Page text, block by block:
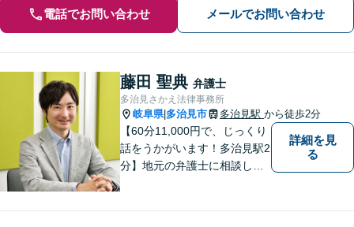
電話でお問い合わせ メールでお問い合わせ
藤田 聖典 弁護士
多治見さかえ法律事務所
岐阜県| 多治見市 多治見駅 から徒歩2分
【60分11,000円で、じっくり
話をうかがいます！多治見駅2
分】地元の弁護士に相談した
詳細を見
る